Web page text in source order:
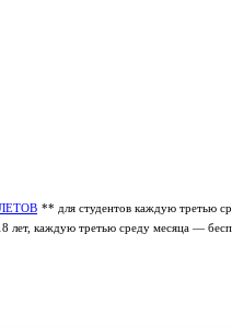
** для студентов каждую третью
лет, каждую третью среду месяца —